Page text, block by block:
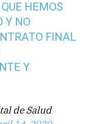
HEMOS
Y NO
FINAL
Y
de Salud